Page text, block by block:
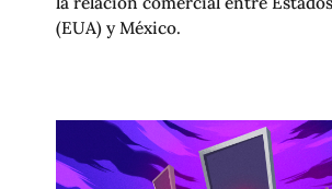
(EUA) y México.